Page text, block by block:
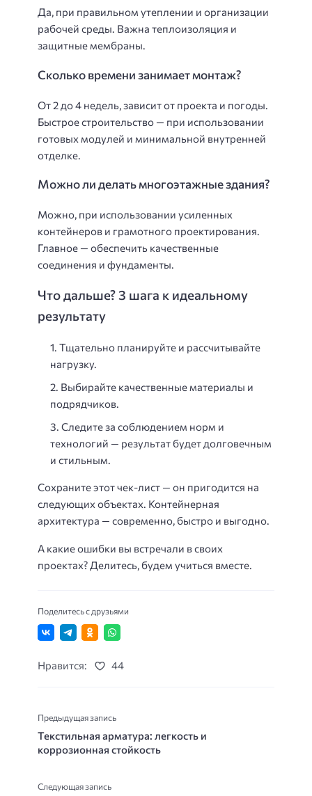
Да, при правильном утеплении и организации
рабочей среды. Важна теплоизоляция и
защитные мембраны.
Сколько времени занимает монтаж?
От 2 до 4 недель, зависит от проекта и погоды.
Быстрое строительство — при использовании
готовых модулей и минимальной внутренней
отделке.
Можно ли делать многоэтажные здания?
Можно, при использовании усиленных
контейнеров и грамотного проектирования.
Главное — обеспечить качественные
соединения и фундаменты.
Что дальше? 3 шага к идеальному
результату
Тщательно планируйте и рассчитывайте
нагрузку.
Выбирайте качественные материалы и
подрядчиков.
Следите за соблюдением норм и
технологий — результат будет долговечным
и стильным.
Сохраните этот чек-лист — он пригодится на
следующих объектах. Контейнерная
архитектура — современно, быстро и выгодно.
А какие ошибки вы встречали в своих
проектах? Делитесь, будем учиться вместе.
Поделитесь с друзьями
Нравится: 44
Предыдущая запись
Текстильная арматура: легкость и
коррозионная стойкость
Следующая запись